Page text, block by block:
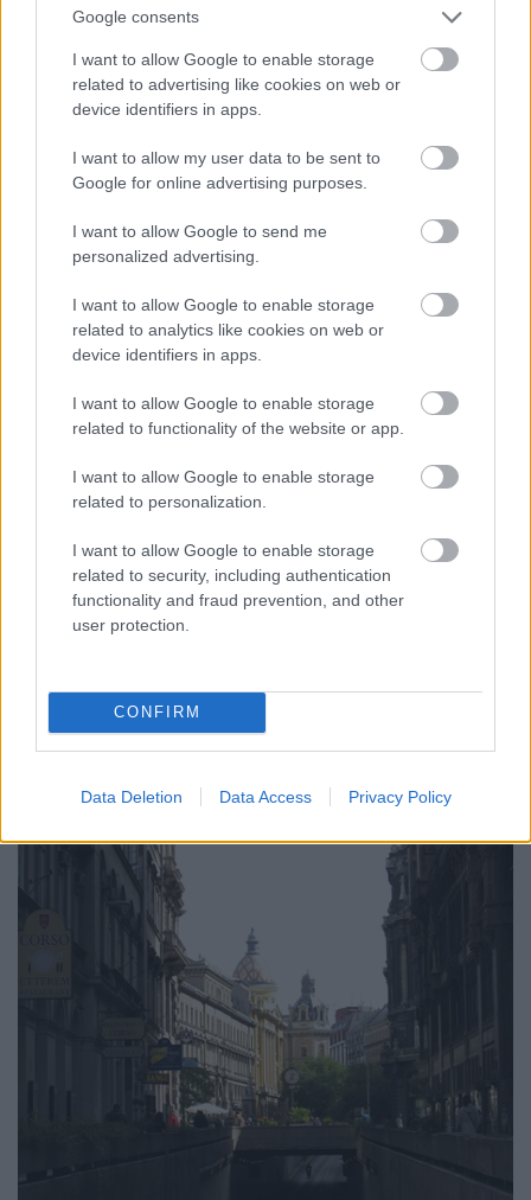
Google consents
I want to allow Google to enable storage
related to advertising like cookies on web or
device identifiers in apps.
I want to allow my user data to be sent to
Google for online advertising purposes.
I want to allow Google to send me
personalized advertising.
I want to allow Google to enable storage
related to analytics like cookies on web or
device identifiers in apps.
I want to allow Google to enable storage
related to functionality of the website or app.
I want to allow Google to enable storage
related to personalization.
I want to allow Google to enable storage
related to security, including authentication
functionality and fraud prevention, and other
user protection.
CONFIRM
Data Deletion Data Access Privacy Policy
Maga az épület (Alpár Ignác tervezte) sem
nem sokan veszik észre.
A Párisi udvar sorsa is tanulságos: azt hinné az
ember, hogy egy ilyen mennyezettel versenyre lehet
kelni akármelyik plázával, pedig a passzázs jelenleg
régóta egy-két bolt vegetált itt).